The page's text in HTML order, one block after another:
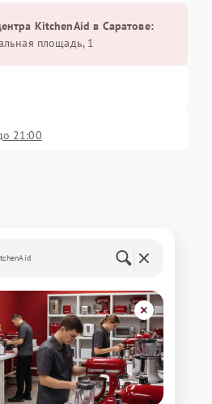
KitchenAid в Саратове:
площадь, 1
21:00